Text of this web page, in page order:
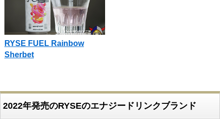
RYSE FUEL Rainbow
Sherbet
2022年発売のRYSEのエナジードリンクブランド